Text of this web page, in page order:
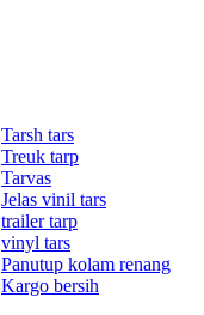
Tarsh tars
Treuk tarp
Tarvas
Jelas vinil tars
trailer tarp
vinyl tars
Panutup kolam renang
Kargo bersih